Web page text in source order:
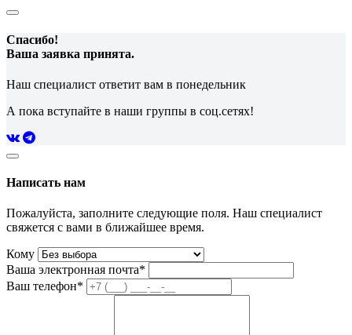
Спасибо!
Ваша заявка принята.
Наш специалист ответит вам в понедельник
А пока вступайте в наши группы в соц.сетях!
Написать нам
Пожалуйста, заполните следующие поля. Наш специалист
свяжется с вами в ближайшее время.
Кому
Ваша электронная почта*
Ваш телефон*